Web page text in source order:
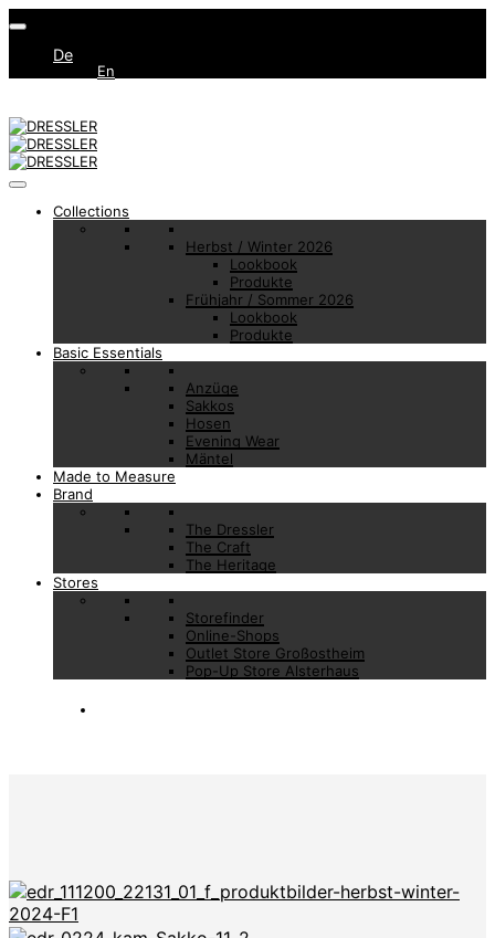
De
En
Collections
Herbst / Winter 2026
Lookbook
Produkte
Frühjahr / Sommer 2026
Lookbook
Produkte
Basic Essentials
Anzüge
Sakkos
Hosen
Evening Wear
Mäntel
Made to Measure
Brand
The Dressler
The Craft
The Heritage
Stores
Storefinder
Online-Shops
Outlet Store Großostheim
Pop-Up Store Alsterhaus